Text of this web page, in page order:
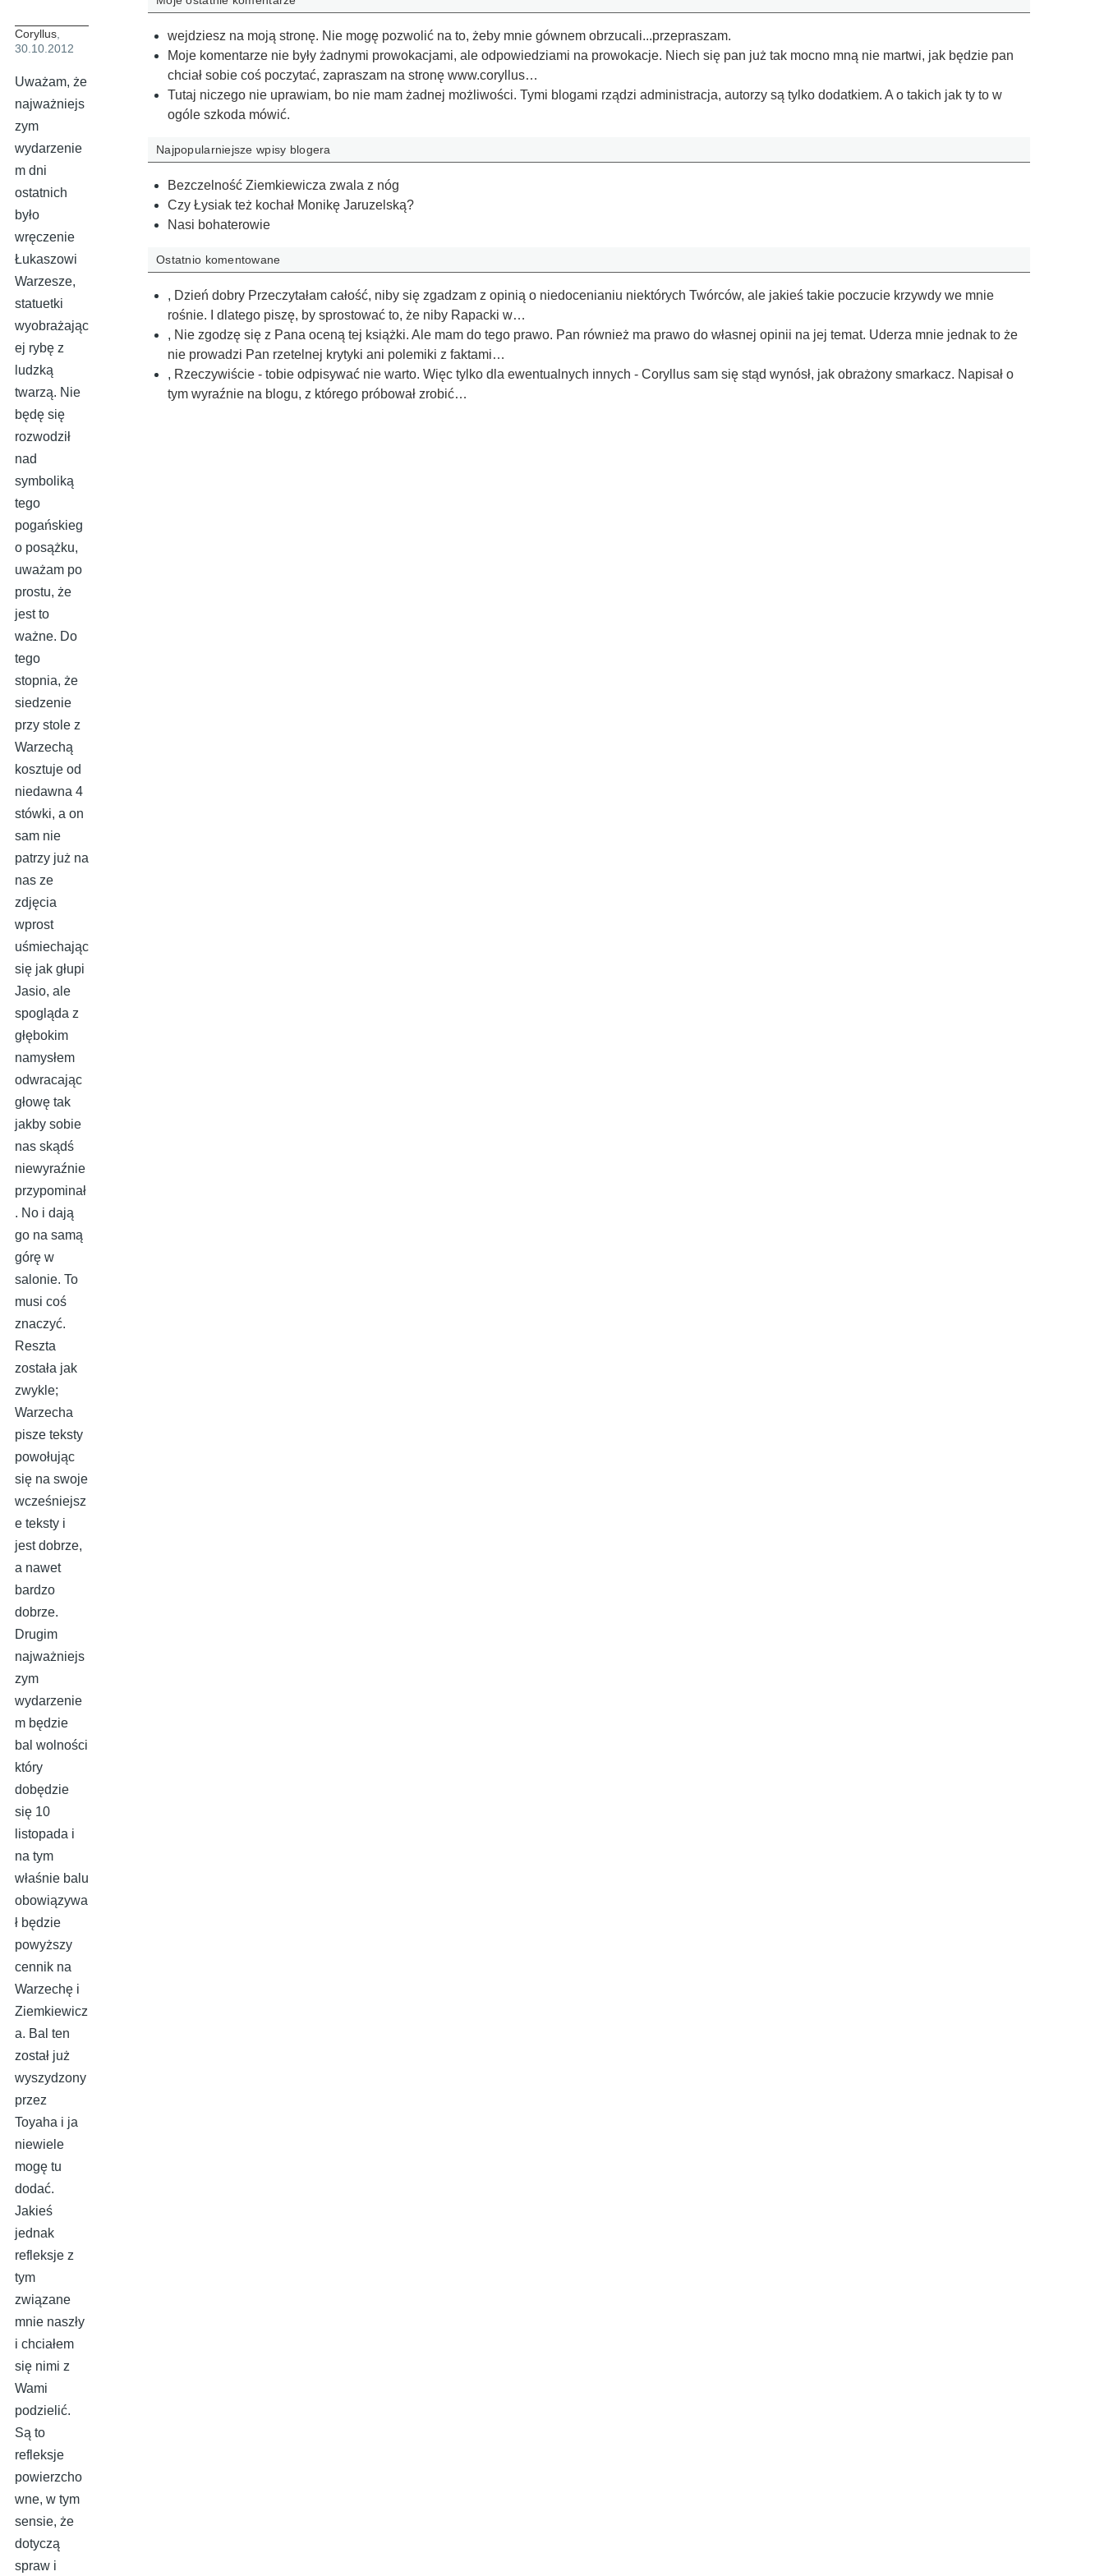
Coryllus,
30.10.2012
Uważam, że
najważniejs
zym
wydarzenie
m dni
ostatnich
było
wręczenie
Łukaszowi
Warzesze,
statuetki
wyobrażając
ej rybę z
ludzką
twarzą. Nie
będę się
rozwodził
nad
symboliką
tego
pogańskieg
o posążku,
uważam po
prostu, że
jest to
ważne. Do
tego
stopnia, że
siedzenie
przy stole z
Warzechą
kosztuje od
niedawna 4
stówki, a on
sam nie
patrzy już na
nas ze
zdjęcia
wprost
uśmiechając
się jak głupi
Jasio, ale
spogląda z
głębokim
namysłem
odwracając
głowę tak
jakby sobie
nas skądś
niewyraźnie
przypominał
. No i dają
go na samą
górę w
salonie. To
musi coś
znaczyć.
Reszta
została jak
zwykle;
Warzecha
pisze teksty
powołując
się na swoje
wcześniejsz
e teksty i
jest dobrze,
a nawet
bardzo
dobrze.
Drugim
najważniejs
zym
wydarzenie
m będzie
bal wolności
który
dobędzie
się 10
listopada i
na tym
właśnie balu
obowiązywa
ł będzie
powyższy
cennik na
Warzechę i
Ziemkiewicz
a. Bal ten
został już
wyszydzony
przez
Toyaha i ja
niewiele
mogę tu
dodać.
Jakieś
jednak
refleksje z
tym
związane
mnie naszły
i chciałem
się nimi z
Wami
podzielić.
Są to
refleksje
powierzcho
wne, w tym
sensie, że
dotyczą
spraw i
wejdziesz na moją stronę. Nie mogę pozwolić na to, żeby mnie gównem obrzucali...przepraszam.
Moje komentarze nie były żadnymi prowokacjami, ale odpowiedziami na prowokacje. Niech się pan już tak mocno mną nie martwi, jak będzie pan
chciał sobie coś poczytać, zapraszam na stronę www.coryllus…
Tutaj niczego nie uprawiam, bo nie mam żadnej możliwości. Tymi blogami rządzi administracja, autorzy są tylko dodatkiem. A o takich jak ty to w
ogóle szkoda mówić.
Najpopularniejsze wpisy blogera
Bezczelność Ziemkiewicza zwala z nóg
Czy Łysiak też kochał Monikę Jaruzelską?
Nasi bohaterowie
Ostatnio komentowane
, Dzień dobry Przeczytałam całość, niby się zgadzam z opinią o niedocenianiu niektórych Twórców, ale jakieś takie poczucie krzywdy we mnie
rośnie. I dlatego piszę, by sprostować to, że niby Rapacki w…
, Nie zgodzę się z Pana oceną tej książki. Ale mam do tego prawo. Pan również ma prawo do własnej opinii na jej temat. Uderza mnie jednak to że
nie prowadzi Pan rzetelnej krytyki ani polemiki z faktami…
, Rzeczywiście - tobie odpisywać nie warto. Więc tylko dla ewentualnych innych - Coryllus sam się stąd wynósł, jak obrażony smarkacz. Napisał o
tym wyraźnie na blogu, z którego próbował zrobić…